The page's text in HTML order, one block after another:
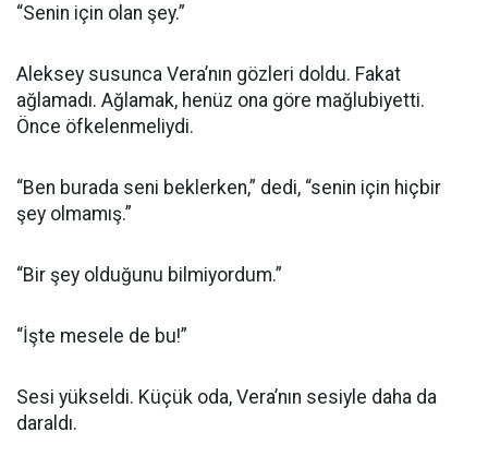
“Senin için olan şey.”
Aleksey susunca Vera’nın gözleri doldu. Fakat
ağlamadı. Ağlamak, henüz ona göre mağlubiyetti.
Önce öfkelenmeliydi.
“Ben burada seni beklerken,” dedi, “senin için hiçbir
şey olmamış.”
“Bir şey olduğunu bilmiyordum.”
“İşte mesele de bu!”
Sesi yükseldi. Küçük oda, Vera’nın sesiyle daha da
daraldı.